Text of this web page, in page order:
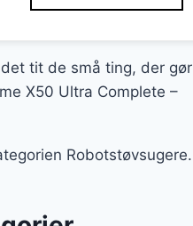
tit de små ting, der gør
X50 Ultra Complete –
Robotstøvsugere.